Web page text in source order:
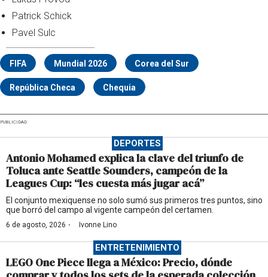
Patrick Schick
Pavel Sulc
FIFA Mundial 2026 Corea del Sur
República Checa Chequia
PUBLICIDAD
DEPORTES
Antonio Mohamed explica la clave del triunfo de
Toluca ante Seattle Sounders, campeón de la
Leagues Cup: “les cuesta más jugar acá”
El conjunto mexiquense no solo sumó sus primeros tres puntos, sino
que borró del campo al vigente campeón del certamen.
6 de agosto, 2026 · Ivonne Lino
ENTRETENIMIENTO
LEGO One Piece llega a México: Precio, dónde